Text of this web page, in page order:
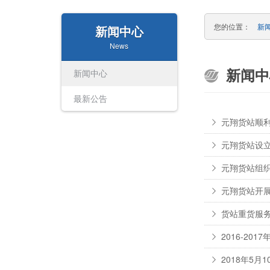
新闻中心
News
新闻中心
最新公告
您的位置： 新
新闻
元翔货站顺
元翔货站设
元翔货站组
元翔货站开
货站重货服
2016-2017
2018年5月